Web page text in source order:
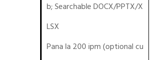
b; Searchable DOCX/PPTX/X
LSX
Pana la 200 ipm (optional cu